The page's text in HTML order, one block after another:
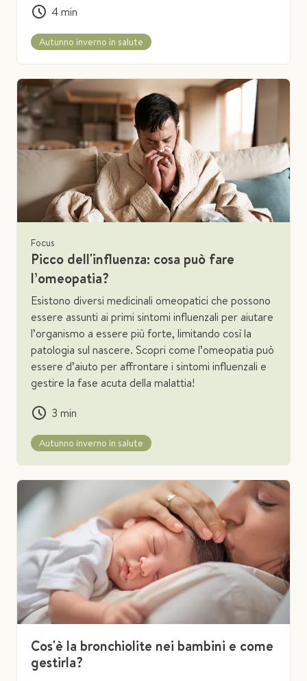
4min
Autunno inverno in salute
Focus
Picco dell'influenza: cosa può fare
l’omeopatia?
Esistono diversi medicinali omeopatici che possono
essere assunti ai primi sintomi influenzali per aiutare
l’organismo a essere più forte, limitando così la
patologia sul nascere. Scopri come l’omeopatia può
essere d’aiuto per affrontare i sintomi influenzali e
gestire la fase acuta della malattia!
Autunno inverno in salute
3 min
Cos'è la bronchiolite nei bambini e come
gestirla?